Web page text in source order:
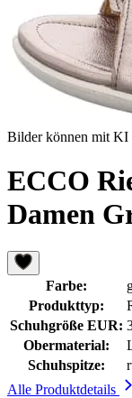
Bilder können mit KI
ECCO
Damen
Farbe:
Produkttyp:
Schuhgröße EUR:
Obermaterial:
Schuhspitze:
Alle Produktdetails